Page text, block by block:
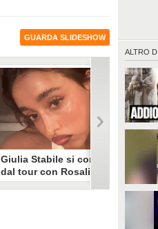
ALTRO DI
GUARDA SLIDESHOW
Giulia Stabile si confessa
dal tour con Rosalia: "Non
sono stata bene, costretta